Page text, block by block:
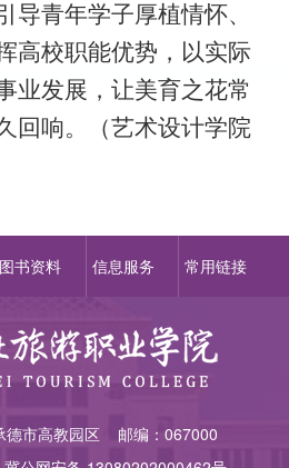
导青年学子厚植情怀、
高校职能优势，以实际
业发展，让美育之花常
回响。
（艺术设计学院
图书资料 信息服务 常用链接
德市高教园区 邮编：067000